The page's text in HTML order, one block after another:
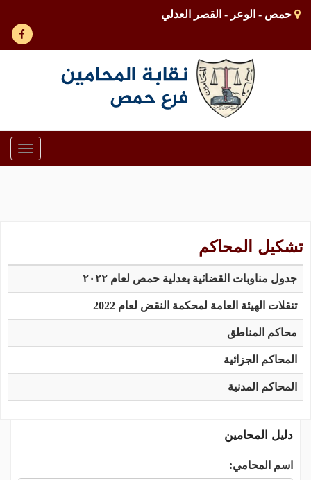
حمص - الوعر - القصر العدلي
تشكيل المحاكم
جدول مناوبات القضائية بعدلية حمص لعام ٢٠٢٢
تنقلات الهيئة العامة لمحكمة النقض لعام 2022
محاكم المناطق
المحاكم الجزائية
المحاكم المدنية
دليل المحامين
اسم المحامي: